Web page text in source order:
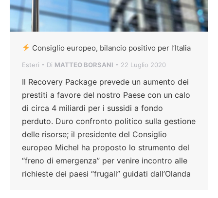
Consiglio europeo, bilancio positivo per l’Italia
Esteri Di MATTEO BORSANI 22 Luglio 2020
Il Recovery Package prevede un aumento dei
prestiti a favore del nostro Paese con un calo
di circa 4 miliardi per i sussidi a fondo
perduto. Duro confronto politico sulla gestione
delle risorse; il presidente del Consiglio
europeo Michel ha proposto lo strumento del
“freno di emergenza” per venire incontro alle
richieste dei paesi “frugali” guidati dall’Olanda